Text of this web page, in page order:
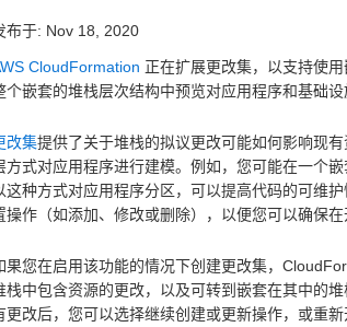
布于: Nov 18, 2020
CloudFormation 正在扩展更改集，以支持使
个嵌套的堆栈层次结构中预览对应用程序和基础
改集提供了关于堆栈的拟议更改可能如何影响现
方式对应用程序进行建模。例如，您可能在一个
这种方式对应用程序分区，可以提高代码的可维
操作（如添加、修改或删除），以便您可以确保
果您在启用该功能的情况下创建更改集，
栈中包含资源的更改，以及可转到嵌套在其中的
更改后，您可以选择继续创建或更新操作，或重